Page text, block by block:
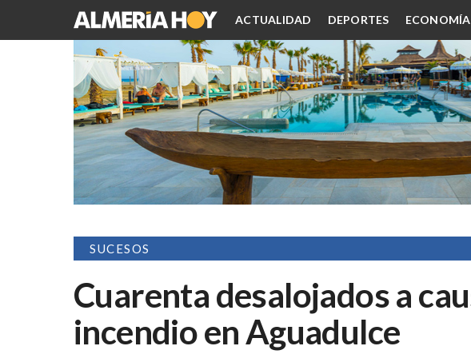
ACTUALIDAD DEPORTES ECONOMÍA
SUCESOS
Cuarenta desalojados a
incendio en Aguadulce